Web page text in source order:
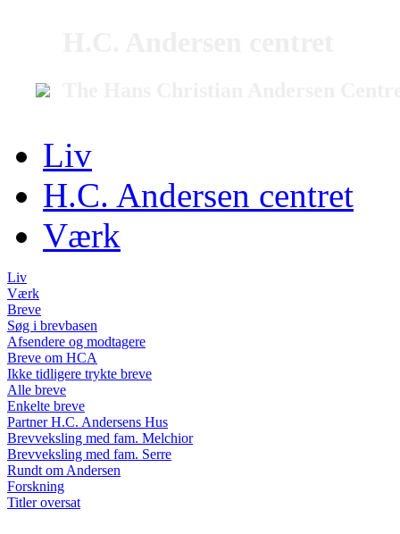
Liv
H.C. Andersen centret
Værk
Liv
Værk
Breve
Søg i brevbasen
Afsendere og modtagere
Breve om HCA
Ikke tidligere trykte breve
Alle breve
Enkelte breve
Partner H.C. Andersens Hus
Brevveksling med fam. Melchior
Brevveksling med fam. Serre
Rundt om Andersen
Forskning
Titler oversat